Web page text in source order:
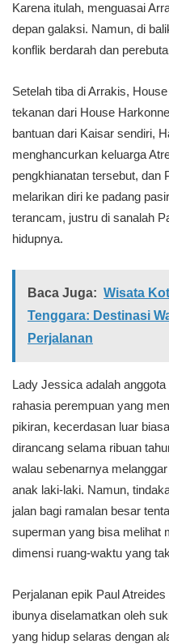
Karena itulah, menguasai
depan galaksi. Namun, di
konflik berdarah dan
Setelah tiba di Arrakis,
tekanan dari House
bantuan dari Kaisar sendiri,
menghancurkan keluarga
pengkhianatan tersebut, dan
melarikan diri ke padang
terancam, justru di sanalah
hidupnya.
Baca Juga: Wisata
Tenggara: Destinasi
Perjalanan
Lady Jessica adalah
rahasia perempuan yang
pikiran, kecerdasan luar
dirancang selama ribuan
walau sebenarnya
anak laki-laki. Namun,
jalan bagi ramalan besar
superman yang bisa melihat
dimensi ruang-waktu yang
Perjalanan epik Paul
ibunya diselamatkan oleh
yang hidup selaras dengan